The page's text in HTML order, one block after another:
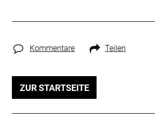
Kommentare Teilen
ZUR STARTSEITE